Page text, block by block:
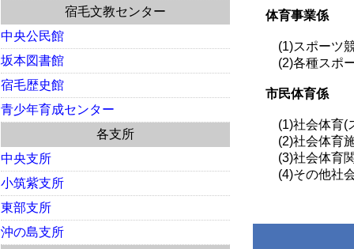
体育事業係
(1)スポーツ競
(2)各種スポー
市民体育係
(1)社会体育(ス
(2)社会体育施
(3)社会体育関
(4)その他社会
宿毛文教センター
中央公民館
坂本図書館
宿毛歴史館
青少年育成センター
各支所
中央支所
小筑紫支所
東部支所
沖の島支所